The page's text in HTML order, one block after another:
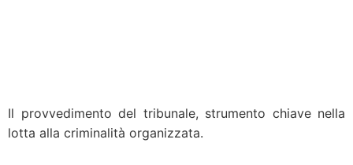
Il provvedimento del tribunale, strumento chiave nella
lotta alla criminalità organizzata.